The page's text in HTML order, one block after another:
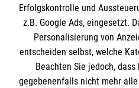
Gehhilfen im Alter
Von Gehstock bis Rollator:
Sie mobil.
Beratung
Mobilität
Erfolgskontrolle und
z.B. Google Ads, eingesetzt.
Personalisierung von
entscheiden selbst, welche
Beachten Sie jedoch,
gegebenenfalls nicht mehr